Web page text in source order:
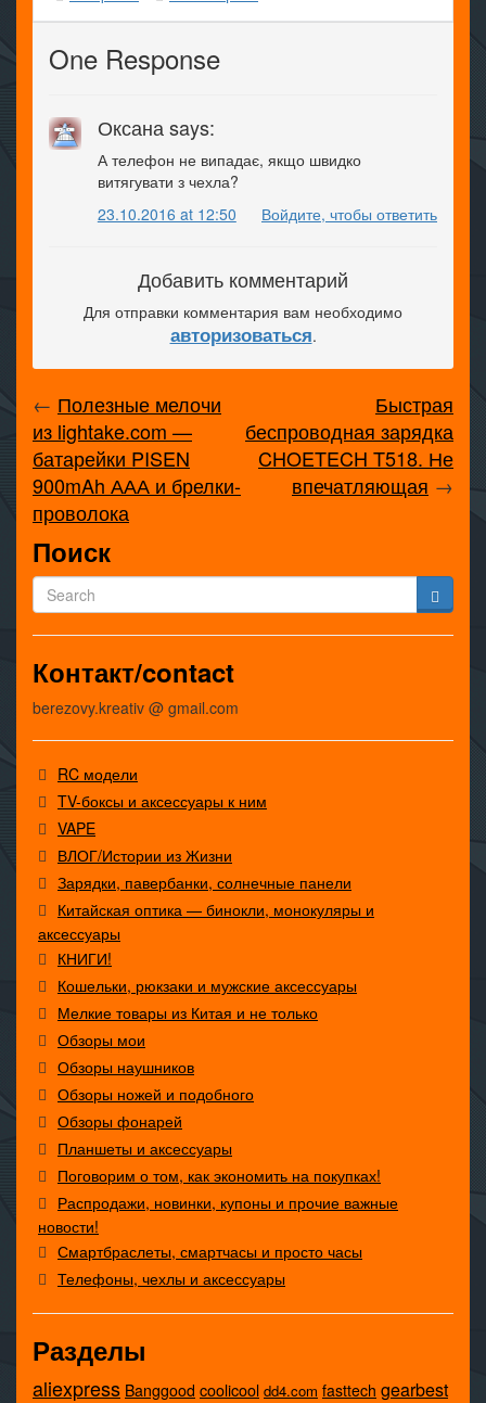
One Response
Оксана says:
А телефон не випадає, якщо швидко
витягувати з чехла?
23.10.2016 at 12:50
Войдите, чтобы ответить
Добавить комментарий
Для отправки комментария вам необходимо
авторизоваться.
← Полезные мелочи
из lightake.com —
батарейки PISEN
900mAh ААА и брелки-
проволока
Быстрая
беспроводная зарядка
CHOETECH T518. Не
впечатляющая →
Поиск
Контакт/contact
berezovy.kreativ @ gmail.com
RC модели
TV-боксы и аксессуары к ним
VAPE
ВЛОГ/Истории из Жизни
Зарядки, павербанки, солнечные панели
Китайская оптика — бинокли, монокуляры и
аксессуары
КНИГИ!
Кошельки, рюкзаки и мужские аксессуары
Мелкие товары из Китая и не только
Обзоры мои
Обзоры наушников
Обзоры ножей и подобного
Обзоры фонарей
Планшеты и аксессуары
Поговорим о том, как экономить на покупках!
Распродажи, новинки, купоны и прочие важные
новости!
Смартбраслеты, смартчасы и просто часы
Телефоны, чехлы и аксессуары
Разделы
aliexpress Banggood coolicool dd4.com fasttech gearbest